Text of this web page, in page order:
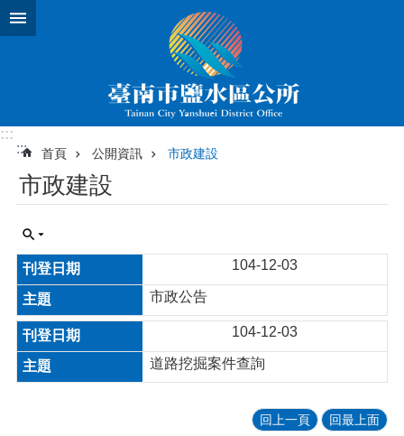
跳到主要內容區塊
:::
:::
首頁 公開資訊 市政建設
市政建設
104-12-03
市政公告
104-12-03
道路挖掘案件查詢
回上一頁 回最上面